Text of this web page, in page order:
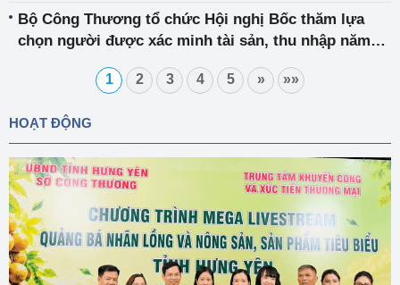
Bộ Công Thương tổ chức Hội nghị Bốc thăm lựa
chọn người được xác minh tài sản, thu nhập năm
1 2 3 4 5 » »»
HOẠT ĐỘNG